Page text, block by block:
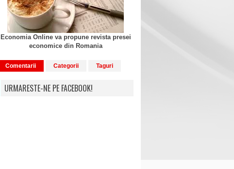
Economia Online va propune revista presei
economice din Romania
Comentarii Categorii Taguri
URMARESTE-NE PE FACEBOOK!